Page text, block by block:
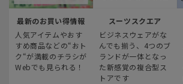
最新のお買い得情報
人気アイテムやおす
すめ商品などの“おト
ク“が満載のチラシが
Webでも見られる！
スーツスクエア
ビジネスウェアがな
んでも揃う、4つのブ
ランドが一体となっ
た新感覚の複合型ス
トアです